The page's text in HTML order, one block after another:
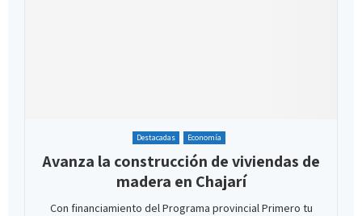
Destacadas Economía
Avanza la construcción de viviendas de
madera en Chajarí
Con financiamiento del Programa provincial Primero tu